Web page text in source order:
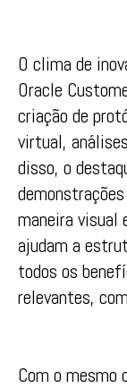
O clima de
Oracle
criação de
virtual,
disso, o
maneira visual
ajudam a
todos os
relevantes,
Com o mesmo